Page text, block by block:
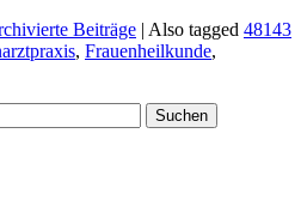
Beiträge | Also tagged 48143
, Frauenheilkunde,